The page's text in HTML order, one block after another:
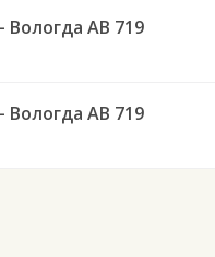
АВ 719
АВ 719